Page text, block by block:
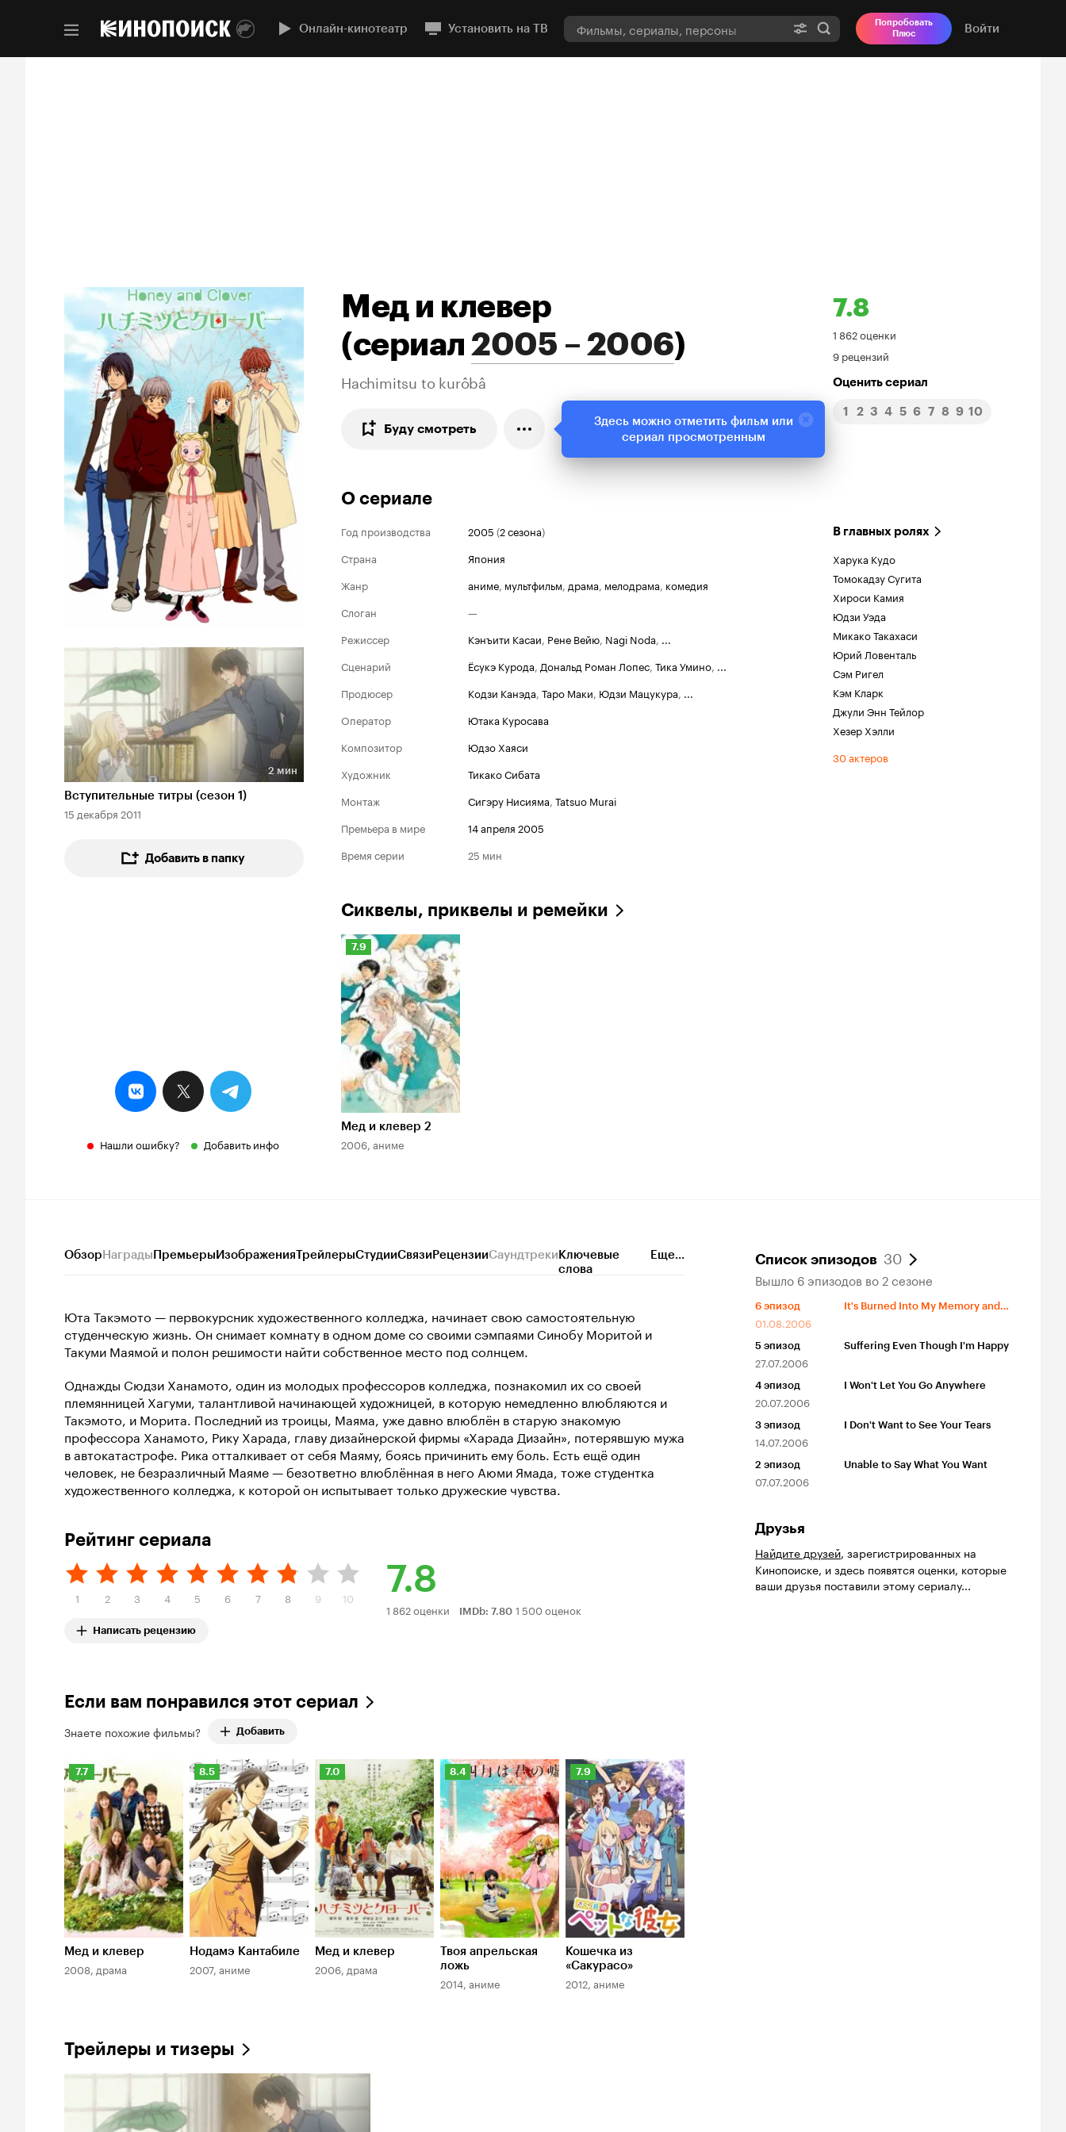
Онлайн-кинотеатр Установить на ТВ
Попробовать
Плюс
Войти
Длительность 2 мин
2 мин
Вступительные титры (сезон 1)
15 декабря 2011
Добавить в папку
Нашли ошибку? Добавить инфо
Мед и клевер
(сериал2005 – 2006)
Hachimitsu to kurôbâ
Буду смотреть
7.8
Рейтинг
Кинопоиска
7.8
1 862 оценки
9 рецензий
Оценить сериал
1 2 3 4 5 6 7 8 9 10
О сериале
Год производства 2005 (2 сезона)
Страна
Япония
Жанр
аниме, мультфильм, драма, мелодрама, комедия
Слоган
—
Режиссер
Кэнъити Касаи, Рене Вейю, Nagi Noda, ...
Сценарий
Ёсукэ Курода, Дональд Роман Лопес, Тика Умино, ...
Продюсер
Кодзи Канэда, Таро Маки, Юдзи Мацукура, ...
Оператор
Ютака Куросава
Композитор
Юдзо Хаяси
Художник
Тикако Сибата
Монтаж
Сигэру Нисияма, Tatsuo Murai
Премьера в мире
14 апреля 2005
Время серии
25 мин
В главных ролях
Харука Кудо
Томокадзу Сугита
Хироси Камия
Юдзи Уэда
Микако Такахаси
Юрий Ловенталь
Сэм Ригел
Кэм Кларк
Джули Энн Тейлор
Хезер Хэлли
30 актеров
Сиквелы, приквелы и ремейки
Рейтинг
Кинопоиска
7.9
7.9
Мед и клевер 2
2006, аниме
ОбзорНаградыПремьерыИзображенияТрейлерыСтудииСвязиРецензииСаундтрекиКлючевые
слова
Еще...
Юта Такэмото — первокурсник художественного колледжа, начинает свою самостоятельную
студенческую жизнь. Он снимает комнату в одном доме со своими сэмпаями Синобу Моритой и
Такуми Маямой и полон решимости найти собственное место под солнцем.
Однажды Сюдзи Ханамото, один из молодых профессоров колледжа, познакомил их со своей
племянницей Хагуми, талантливой начинающей художницей, в которую немедленно влюбляются и
Такэмото, и Морита. Последний из троицы, Маяма, уже давно влюблён в старую знакомую
профессора Ханамото, Рику Харада, главу дизайнерской фирмы «Харада Дизайн», потерявшую мужа
в автокатастрофе. Рика отталкивает от себя Маяму, боясь причинить ему боль. Есть ещё один
человек, не безразличный Маяме — безответно влюблённая в него Аюми Ямада, тоже студентка
художественного колледжа, к которой он испытывает только дружеские чувства.
Рейтинг сериала
1 2 3 4 5 6 7 8 9 10
Написать рецензию
7.8
Рейтинг
1 862 оценки IMDb: 7.80 1 500 оценок
Если вам понравился этот сериал
Знаете похожие фильмы? Добавить
Рейтинг
Кинопоиска
7.7
Мед и клевер
2008, драма
Рейтинг
Кинопоиска
8.5
8.5
Нодамэ Кантабиле
2007, аниме
Рейтинг
Кинопоиска
7.0
7.0
Мед и клевер
2006, драма
Рейтинг
Кинопоиска
8.4
8.4
Твоя апрельская
ложь
2014, аниме
Рейтинг
Кинопоиска
7.9
7.9
Кошечка из
«Сакурасо»
2012, аниме
Трейлеры и тизеры
Список эпизодов 30
Вышло 6 эпизодов во 2 сезоне
6 эпизод
01.08.2006
It's Burned Into My Memory and Won't Go Away
5 эпизод
27.07.2006
Suffering Even Though I'm Happy
4 эпизод
20.07.2006
I Won't Let You Go Anywhere
3 эпизод
14.07.2006
I Don't Want to See Your Tears
2 эпизод
07.07.2006
Unable to Say What You Want
Друзья
Найдите друзей, зарегистрированных на
Кинопоиске, и здесь появятся оценки, которые
ваши друзья поставили этому сериалу...
Здесь можно отметить фильм или
сериал просмотренным